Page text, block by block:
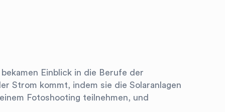
Einblick in die Berufe der
Strom kommt, indem sie die Solaranlagen
Fotoshooting teilnehmen, und